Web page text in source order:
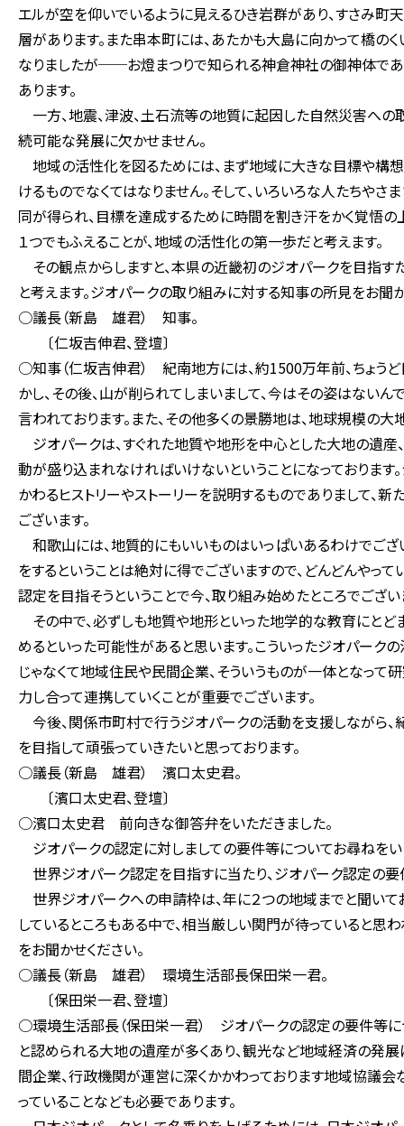
エルが空を仰いでいるように見えるひき岩群があり、すさみ
層があります。また串本町には、あたかも大島に向かって橋
なりましたが──お燈まつりで知られる神倉神社の御神体であ
あります。
一方、地震、津波、土石流等の地質に起因した自然災害へ
続可能な発展に欠かせません。
地域の活性化を図るためには、まず地域に大きな目標や構
けるものでなくてはなりません。そして、いろいろな人たちや
同が得られ、目標を達成するために時間を割き汗をかく覚悟
１つでもふえることが、地域の活性化の第一歩だと考えます。
その観点からしますと、本県の近畿初のジオパークを目指
と考えます。ジオパークの取り組みに対する知事の所見をお聞
○議長（新島 雄君） 知事。
〔仁坂吉伸君、登壇〕
○知事（仁坂吉伸君） 紀南地方には、約1500万年前、ちょう
かし、その後、山が削られてしまいまして、今はその姿はない
言われております。また、その他多くの景勝地は、地球規模の大
ジオパークは、すぐれた地質や地形を中心とした大地の遺産
動が盛り込まれなければいけないということになっております
かわるヒストリーやストーリーを説明するものでありまして、
ございます。
和歌山には、地質的にもいいものはいっぱいあるわけでござ
をするということは絶対に得でございますので、どんどんやって
認定を目指そうということで今、取り組み始めたところでござい
その中で、必ずしも地質や地形といった地学的な教育にと
めるといった可能性があると思います。こういったジオパーク
じゃなくて地域住民や民間企業、そういうものが一体となって
力し合って連携していくことが重要でございます。
今後、関係市町村で行うジオパークの活動を支援しながら
を目指して頑張っていきたいと思っております。
○議長（新島 雄君） 濱口太史君。
〔濱口太史君、登壇〕
○濱口太史君 前向きな御答弁をいただきました。
ジオパークの認定に対しましての要件等についてお尋ねをい
世界ジオパーク認定を目指すに当たり、ジオパーク認定の
世界ジオパークへの申請枠は、年に２つの地域までと聞いて
しているところもある中で、相当厳しい関門が待っていると
をお聞かせください。
○議長（新島 雄君） 環境生活部長保田栄一君。
〔保田栄一君、登壇〕
○環境生活部長（保田栄一君） ジオパークの認定の要件等に
と認められる大地の遺産が多くあり、観光など地域経済の発
間企業、行政機関が運営に深くかかわっております地域協議
っていることなども必要であります。